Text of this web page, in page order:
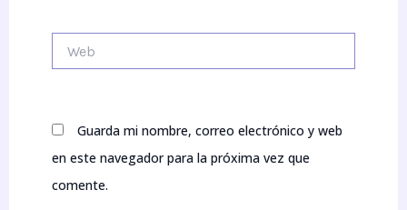
Guarda mi nombre, correo electrónico y web
en este navegador para la próxima vez que
comente.